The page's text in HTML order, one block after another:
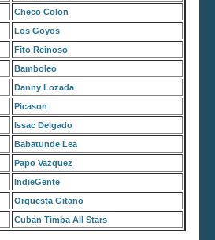
Checo Colon
Los Goyos
Fito Reinoso
Bamboleo
Danny Lozada
Picason
Issac Delgado
Babatunde Lea
Papo Vazquez
IndieGente
Orquesta Gitano
Cuban Timba All Stars